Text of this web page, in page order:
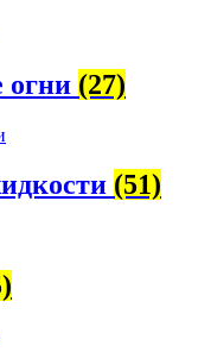
огни (27)
(51)